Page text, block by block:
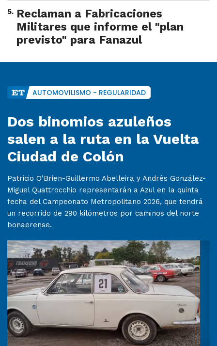
5. Reclaman a Fabricaciones
Militares que informe el "plan
previsto" para Fanazul
AUTOMOVILISMO - REGULARIDAD
Dos binomios azuleños
salen a la ruta en la Vuelta
Ciudad de Colón
Patricio O'Brien-Guillermo Abelleira y Andrés González-
Miguel Quattrocchio representarán a Azul en la quinta
fecha del Campeonato Metropolitano 2026, que tendrá
un recorrido de 290 kilómetros por caminos del norte
bonaerense.